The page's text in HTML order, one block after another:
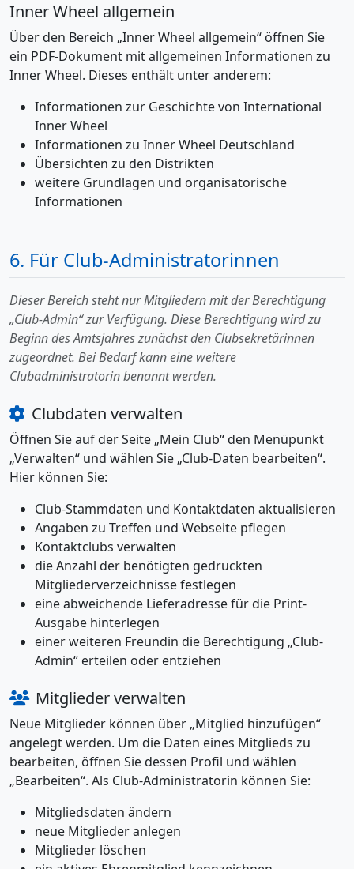
Inner Wheel allgemein
Über den Bereich „Inner Wheel allgemein“ öffnen Sie
ein PDF-Dokument mit allgemeinen Informationen zu
Inner Wheel. Dieses enthält unter anderem:
Informationen zur Geschichte von International
Inner Wheel
Informationen zu Inner Wheel Deutschland
Übersichten zu den Distrikten
weitere Grundlagen und organisatorische
Informationen
6. Für Club-Administratorinnen
Dieser Bereich steht nur Mitgliedern mit der Berechtigung
„Club-Admin“ zur Verfügung. Diese Berechtigung wird zu
Beginn des Amtsjahres zunächst den Clubsekretärinnen
zugeordnet. Bei Bedarf kann eine weitere
Clubadministratorin benannt werden.
Clubdaten verwalten
Öffnen Sie auf der Seite „Mein Club“ den Menüpunkt
„Verwalten“ und wählen Sie „Club-Daten bearbeiten“.
Hier können Sie:
Club-Stammdaten und Kontaktdaten aktualisieren
Angaben zu Treffen und Webseite pflegen
Kontaktclubs verwalten
die Anzahl der benötigten gedruckten
Mitgliederverzeichnisse festlegen
eine abweichende Lieferadresse für die Print-
Ausgabe hinterlegen
einer weiteren Freundin die Berechtigung „Club-
Admin“ erteilen oder entziehen
Mitglieder verwalten
Neue Mitglieder können über „Mitglied hinzufügen“
angelegt werden. Um die Daten eines Mitglieds zu
bearbeiten, öffnen Sie dessen Profil und wählen
„Bearbeiten“. Als Club-Administratorin können Sie:
Mitgliedsdaten ändern
neue Mitglieder anlegen
Mitglieder löschen